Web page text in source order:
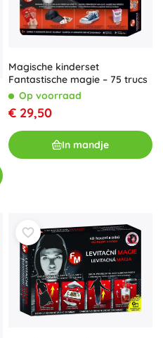
Magische kinderset
Fantastische magie – 75 trucs
Op voorraad
€ 29,50
In mandje